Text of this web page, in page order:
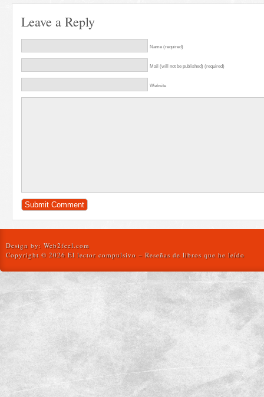
Leave a Reply
Name (required)
Mail (will not be published) (required)
Website
Design by: Web2feel.com
Copyright © 2026 El lector compulsivo – Reseñas de libros que he leído